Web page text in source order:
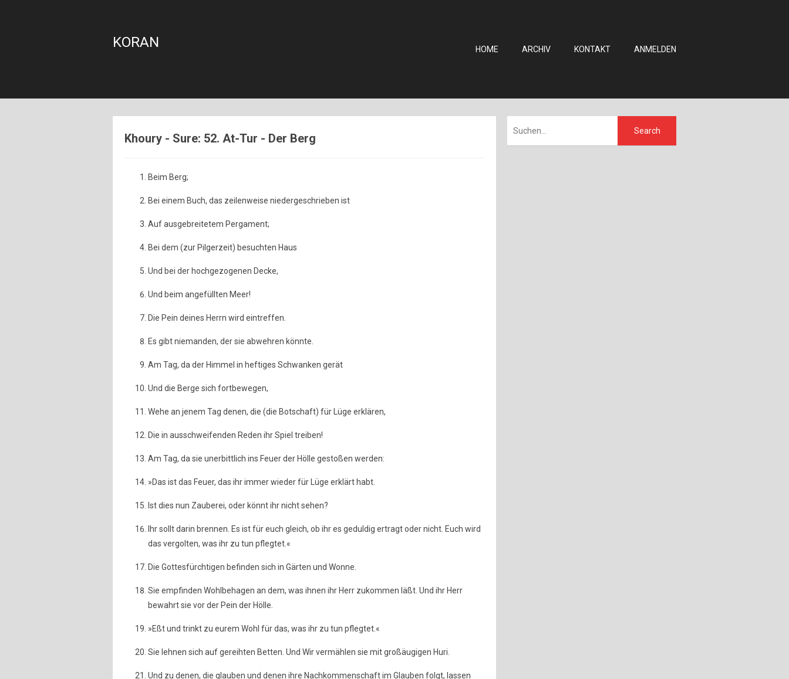
KORAN HOME ARCHIV KONTAKT ANMELDEN
Khoury - Sure: 52. At-Tur - Der Berg
Beim Berg;
Bei einem Buch, das zeilenweise niedergeschrieben ist
Auf ausgebreitetem Pergament;
Bei dem (zur Pilgerzeit) besuchten Haus
Und bei der hochgezogenen Decke,
Und beim angefüllten Meer!
Die Pein deines Herrn wird eintreffen.
Es gibt niemanden, der sie abwehren könnte.
Am Tag, da der Himmel in heftiges Schwanken gerät
Und die Berge sich fortbewegen,
Wehe an jenem Tag denen, die (die Botschaft) für Lüge erklären,
Die in ausschweifenden Reden ihr Spiel treiben!
Am Tag, da sie unerbittlich ins Feuer der Hölle gestoßen werden:
»Das ist das Feuer, das ihr immer wieder für Lüge erklärt habt.
Ist dies nun Zauberei, oder könnt ihr nicht sehen?
Ihr sollt darin brennen. Es ist für euch gleich, ob ihr es geduldig ertragt oder nicht. Euch wird
das vergolten, was ihr zu tun pflegtet.«
Die Gottesfürchtigen befinden sich in Gärten und Wonne.
Sie empfinden Wohlbehagen an dem, was ihnen ihr Herr zukommen läßt. Und ihr Herr
bewahrt sie vor der Pein der Hölle.
»Eßt und trinkt zu eurem Wohl für das, was ihr zu tun pflegtet.«
Sie lehnen sich auf gereihten Betten. Und Wir vermählen sie mit großäugigen Huri.
Und zu denen, die glauben und denen ihre Nachkommenschaft im Glauben folgt, lassen